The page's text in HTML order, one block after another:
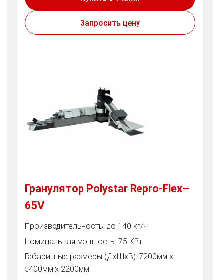
Запросить цену
Гранулятор Polystar Repro-Flex–
65V
Производительность: до 140 кг/ч
Номинальная мощность: 75 КВт
Габаритные размеры (ДхШхВ): 7200мм х
5400мм х 2200мм